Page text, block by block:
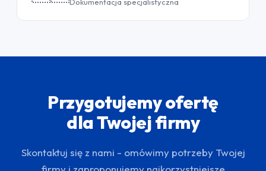
Przygotujemy ofertę
dla Twojej firmy
Skontaktuj się z nami - omówimy potrzeby Twojej